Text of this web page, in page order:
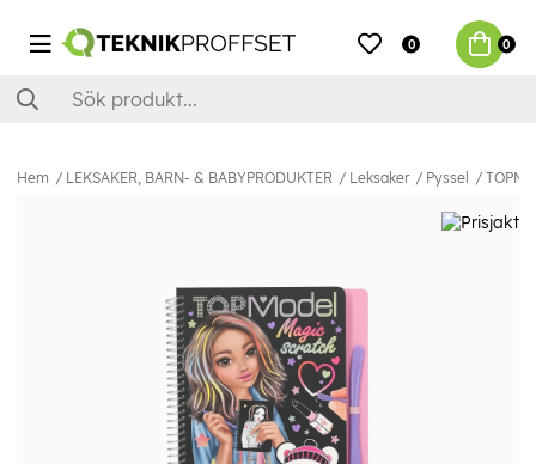
0 0
Hem LEKSAKER, BARN- & BABYPRODUKTER Leksaker Pyssel